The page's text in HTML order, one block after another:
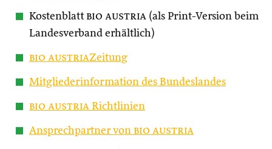
Kostenblatt bio austria (als Print-Version beim
Landesverband erhältlich)
bio austriaZeitung
Mitgliederinformation des Bundeslandes
bio austria Richtlinien
Ansprechpartner von bio austria